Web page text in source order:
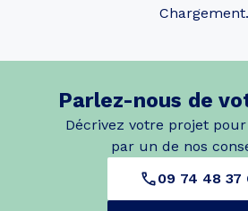
Parlez-nous de
Décrivez votre projet
par un de nos
09 74 48 37